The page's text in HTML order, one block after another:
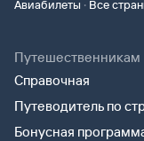
Авиабилеты · Все
Путешественникам
Справочная
Путеводитель по
Бонусная